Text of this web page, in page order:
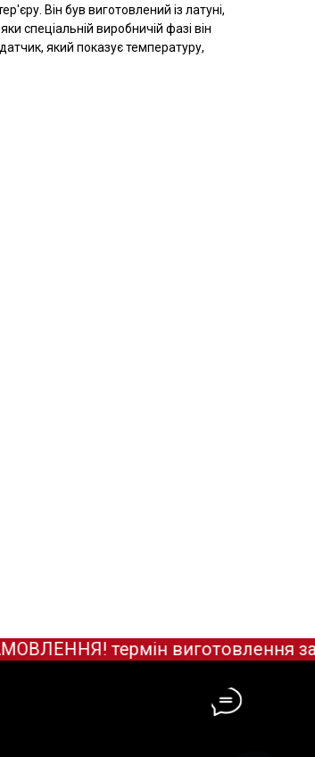
Він був виготовлений із латуні,
спеціальній виробничій фазі він
який показує температуру,
термін виготовлення